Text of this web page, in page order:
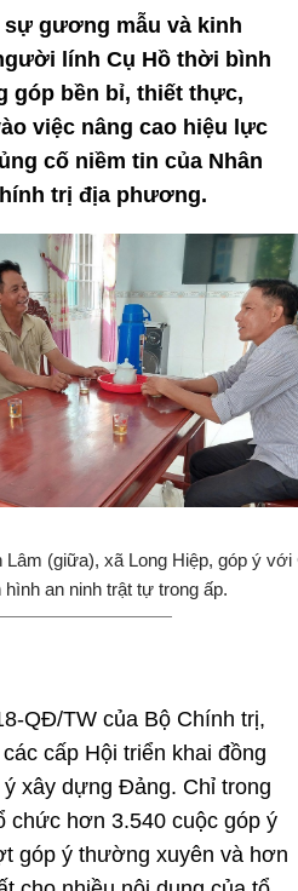
gương mẫu và kinh
lính Cụ Hồ thời bình
góp bền bỉ, thiết thực,
việc nâng cao hiệu lực
cố niềm tin của Nhân
trị địa phương.
Lâm (giữa), xã Long Hiệp, góp ý với
hình an ninh trật tự trong ấp.
QĐ/TW của Bộ Chính trị,
cấp Hội triển khai đồng
xây dựng Đảng. Chỉ trong
chức hơn 3.540 cuộc góp ý
góp ý thường xuyên và hơn